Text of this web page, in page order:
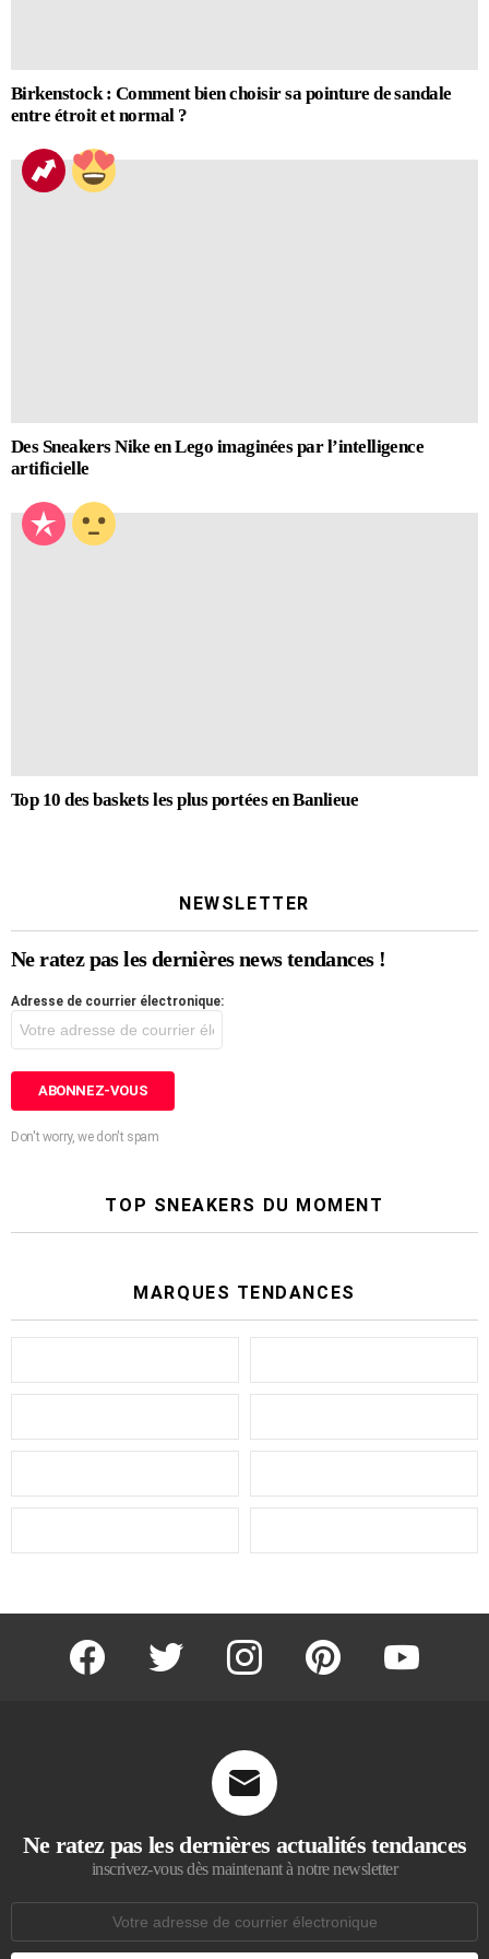
Birkenstock : Comment bien choisir sa pointure de sandale
entre étroit et normal ?
Des Sneakers Nike en Lego imaginées par l’intelligence
artificielle
Top 10 des baskets les plus portées en Banlieue
NEWSLETTER
Ne ratez pas les dernières news tendances !
Adresse de courrier électronique:
Don't worry, we don't spam
TOP SNEAKERS DU MOMENT
MARQUES TENDANCES
facebook twitter instagram pinterest youtube
Ne ratez pas les dernières actualités tendances
inscrivez-vous dès maintenant à notre newsletter
courrier